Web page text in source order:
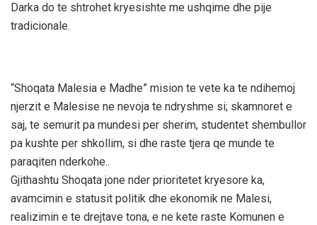
Darka do te shtrohet kryesishte me ushqime dhe pije
tradicionale.
“Shoqata Malesia e Madhe” mision te vete ka te ndihemoj
njerzit e Malesise ne nevoja te ndryshme si; skamnoret e
saj, te semurit pa mundesi per sherim, studentet shembullor
pa kushte per shkollim, si dhe raste tjera qe munde te
paraqiten nderkohe..
Gjithashtu Shoqata jone nder prioritetet kryesore ka,
avamcimin e statusit politik dhe ekonomik ne Malesi,
realizimin e te drejtave tona, e ne kete raste Komunen e